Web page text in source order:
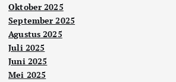
Oktober 2025
September 2025
Agustus 2025
Juli 2025
Juni 2025
Mei 2025